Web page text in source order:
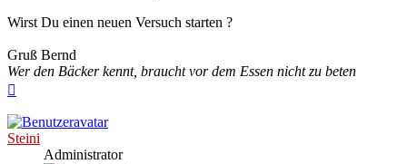
Wirst Du einen neuen Versuch starten ?
Gruß Bernd
Wer den Bäcker kennt, braucht vor dem Essen nicht zu beten
Steini
Administrator